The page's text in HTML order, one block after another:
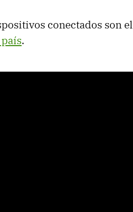
conectados son el
.